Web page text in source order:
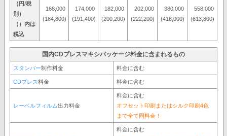
（円/税
別）
（）内は
税込
168,000
(184,800)
174,000
(191,400)
182,000
(200,200)
202,000
(222,200)
380,000
(418,000)
558,000
(613,800)
国内CDプレスマキシパッケージ料金に含まれるもの
スタンパー制作料金 料金に含む
CDプレス料金 料金に含む
レーベルフィルム出力料金
料金に含む
オフセット印刷またはシルク印刷4色
まで全て同料金！
料金に含む